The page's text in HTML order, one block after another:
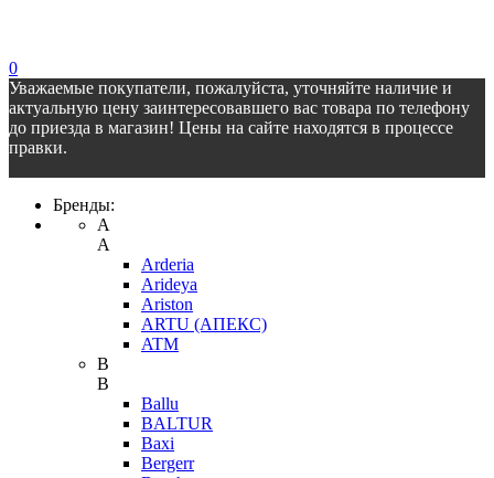
0
Уважаемые покупатели, пожалуйста, уточняйте наличие и
актуальную цену заинтересовавшего вас товара по телефону
до приезда в магазин! Цены на сайте находятся в процессе
правки.
Бренды:
A
A
Arderia
Arideya
Ariston
ARTU (АПЕКС)
ATM
B
B
Ballu
BALTUR
Baxi
Bergerr